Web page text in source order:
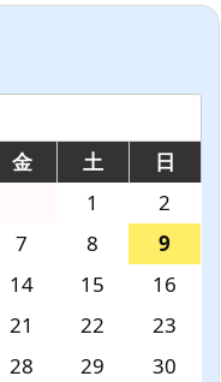
金 土
日
1
2
7 8
9
14 15
16
21 22
23
28 29
30